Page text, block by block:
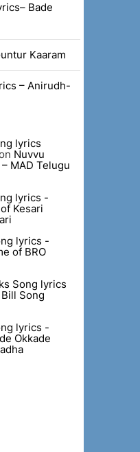
Bade
Kaaram
– Anirudh-
lyrics
Nuvvu
MAD Telugu
lyrics -
Kesari
lyrics -
of BRO
Song lyrics
Song
lyrics -
Okkade